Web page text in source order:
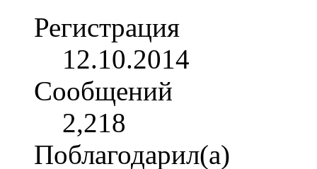
Регистрация
12.10.2014
Сообщений
2,218
Поблагодарил(а)